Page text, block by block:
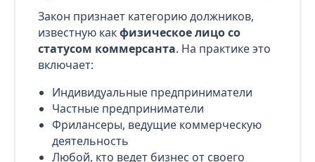
Закон признает категорию должников,
известную какфизическое лицо со
статусом коммерсанта. На практике это
включает:
Индивидуальные предприниматели
Частные предприниматели
Фрилансеры, ведущие коммерческую
деятельность
Любой, кто ведет бизнес от своего